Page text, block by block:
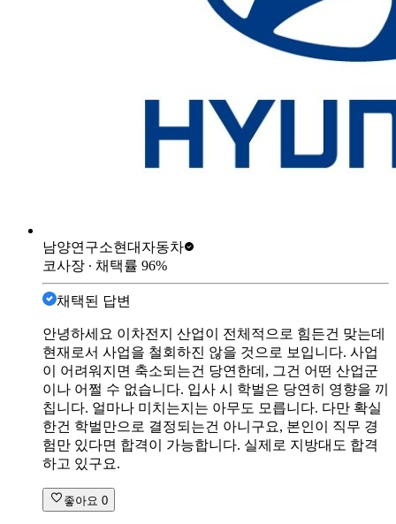
남양연구소현대자동차
코사장 ∙ 채택률 96%
채택된 답변
안녕하세요 이차전지 산업이 전체적으로 힘든건 맞는데
현재로서 사업을 철회하진 않을 것으로 보입니다. 사업
이 어려워지면 축소되는건 당연한데, 그건 어떤 산업군
이나 어쩔 수 없습니다. 입사 시 학벌은 당연히 영향을 끼
칩니다. 얼마나 미치는지는 아무도 모릅니다. 다만 확실
한건 학벌만으로 결정되는건 아니구요, 본인이 직무 경
험만 있다면 합격이 가능합니다. 실제로 지방대도 합격
하고 있구요.
좋아요 0